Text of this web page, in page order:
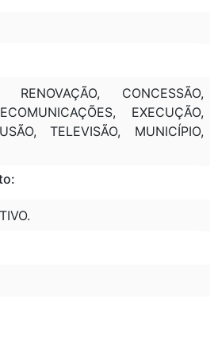
RENOVAÇÃO, CONCESSÃO,
EXECUÇÃO,
TELEVISÃO, MUNICÍPIO,